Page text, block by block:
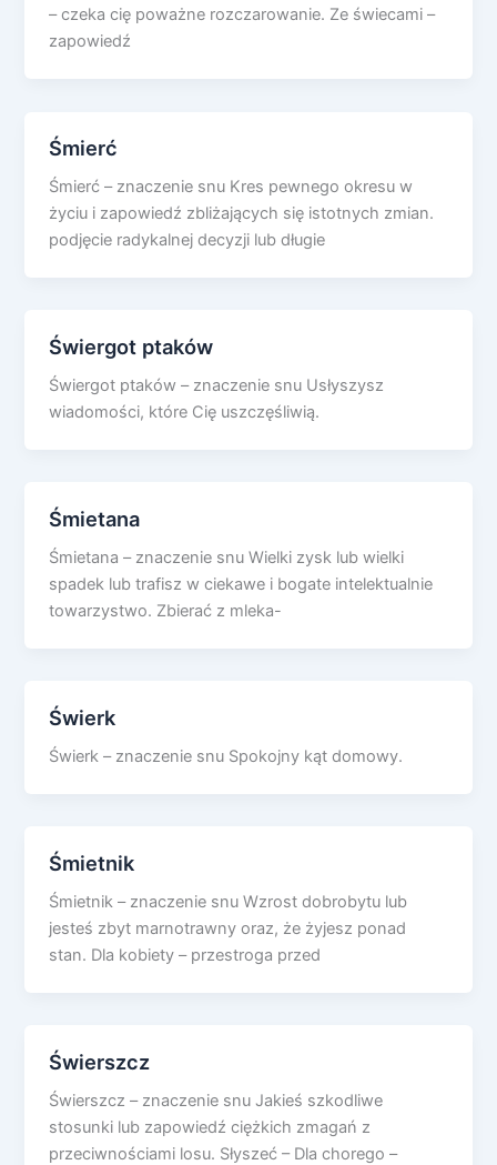
– czeka cię poważne rozczarowanie. Ze świecami –
zapowiedź
Śmierć
Śmierć – znaczenie snu Kres pewnego okresu w
życiu i zapowiedź zbliżających się istotnych zmian.
podjęcie radykalnej decyzji lub długie
Świergot ptaków
Świergot ptaków – znaczenie snu Usłyszysz
wiadomości, które Cię uszczęśliwią.
Śmietana
Śmietana – znaczenie snu Wielki zysk lub wielki
spadek lub trafisz w ciekawe i bogate intelektualnie
towarzystwo. Zbierać z mleka-
Świerk
Świerk – znaczenie snu Spokojny kąt domowy.
Śmietnik
Śmietnik – znaczenie snu Wzrost dobrobytu lub
jesteś zbyt marnotrawny oraz, że żyjesz ponad
stan. Dla kobiety – przestroga przed
Świerszcz
Świerszcz – znaczenie snu Jakieś szkodliwe
stosunki lub zapowiedź ciężkich zmagań z
przeciwnościami losu. Słyszeć – Dla chorego –